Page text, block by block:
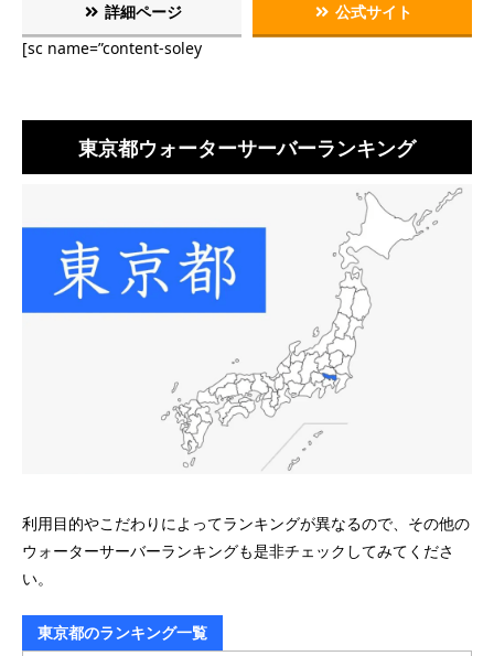
詳細ページ
公式サイト
[sc name=”content-soley
東京都ウォーターサーバーランキング
利用目的やこだわりによってランキングが異なるので、その他の
ウォーターサーバーランキングも是非チェックしてみてくださ
い。
東京都のランキング一覧